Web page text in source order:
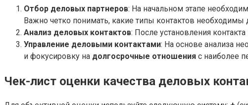
Отбор деловых партнеров: На начальном этапе
Важно четко понимать, какие типы контактов
Анализ деловых контактов: После установления
Управление деловыми контактами: На основе анализа
и фокусировку на долгосрочные отношения с наиболее
Чек-лист оценки качества деловых